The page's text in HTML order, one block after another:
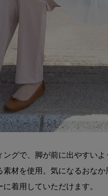
グで、脚が前に出やすいよ
材を使用。気になるおな
着用していただけます。